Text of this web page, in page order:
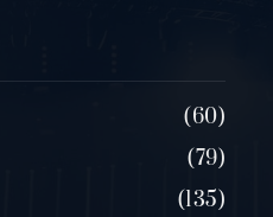
60
79
135